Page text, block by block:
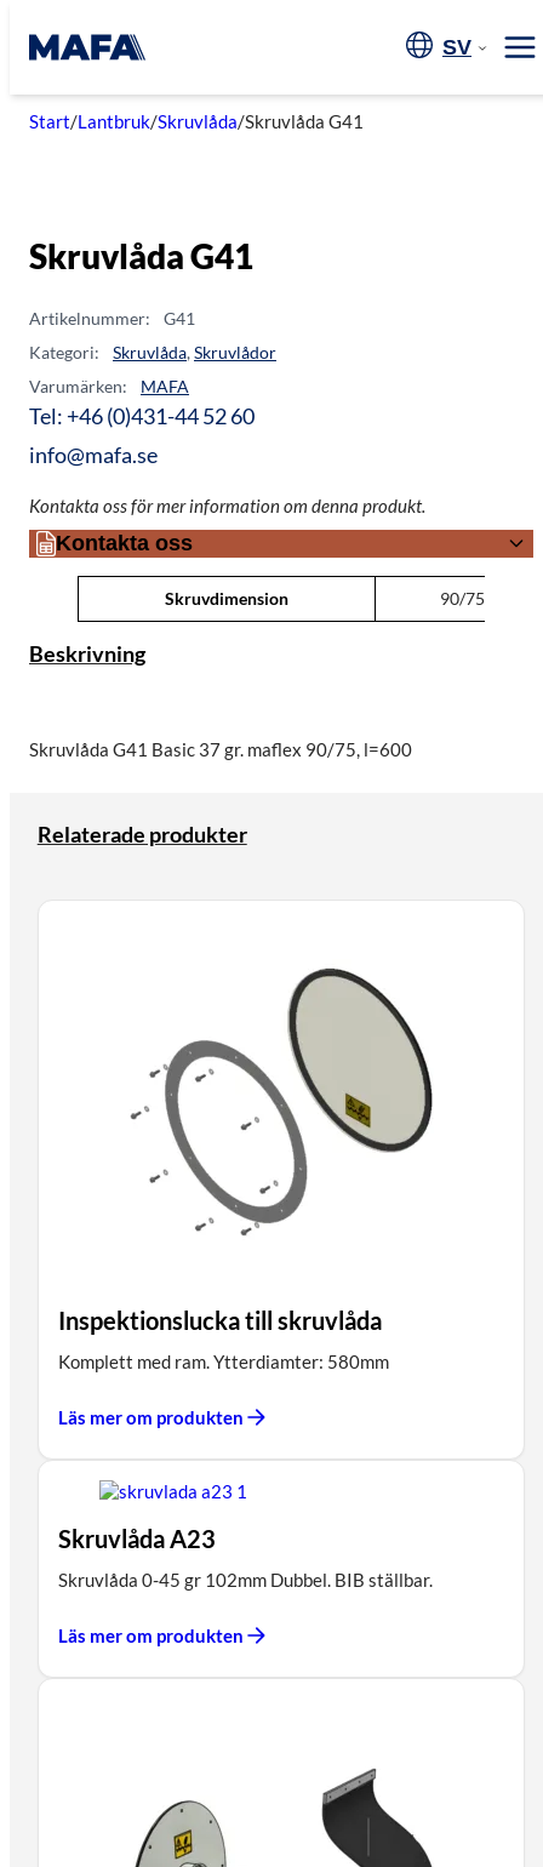
till
innehåll
SV
Start/Lantbruk/Skruvlåda/Skruvlåda G41
Skruvlåda G41
Artikelnummer:
G41
Kategori:
Skruvlåda,Skruvlådor
Varumärken:
MAFA
Tel: +46 (0)431-44 52 60
info@mafa.se
Kontakta oss för mer information om denna produkt.
Kontakta oss
Värde
Skruvdimension 90/75
Beskrivning
Skruvlåda G41 Basic 37 gr. maflex 90/75, l=600
Relaterade produkter
Inspektionslucka till skruvlåda
Komplett med ram. Ytterdiamter: 580mm
Läs mer om produkten
Skruvlåda A23
Skruvlåda 0-45 gr 102mm Dubbel. BIB ställbar.
Läs mer om produkten